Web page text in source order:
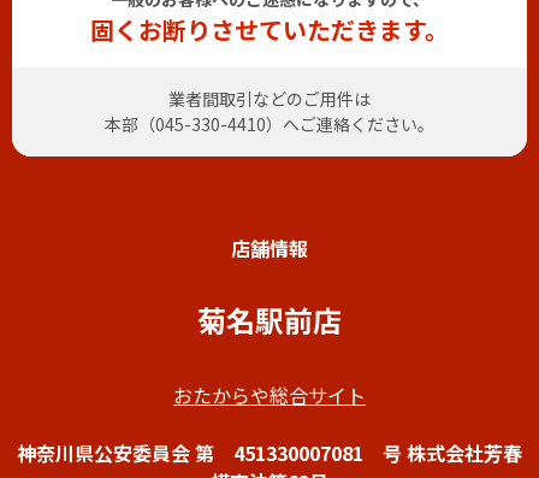
固くお断りさせていただきます。
業者間取引などのご用件は
本部（045-330-4410）へご連絡ください。
店舗情報
菊名駅前店
おたからや総合サイト
神奈川県公安委員会 第 451330007081 号 株式会社芳春